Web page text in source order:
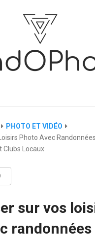
PHOTO ET VIDÉO
Photo Avec
Clubs Locaux
sur vos
randonnées